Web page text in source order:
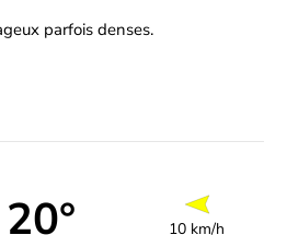
parfois denses.
20° 10 km/h